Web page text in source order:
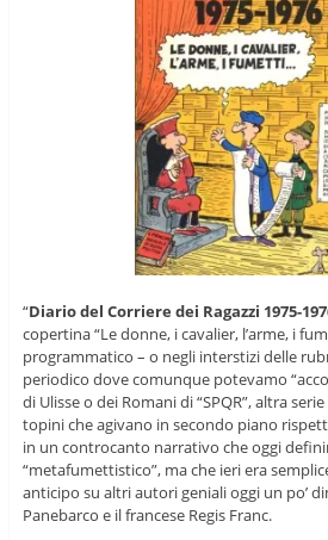
“Diario del Corriere dei Ragazzi 1975-
copertina “Le donne, i cavalier, l’arme, i
programmatico – o negli interstizi delle
periodico dove comunque potevamo
di Ulisse o dei Romani di “SPQR”, altra
topini che agivano in secondo piano
in un controcanto narrativo che oggi
“metafumettistico”, ma che ieri era
anticipo su altri autori geniali oggi un po’
Panebarco e il francese Regis Franc.